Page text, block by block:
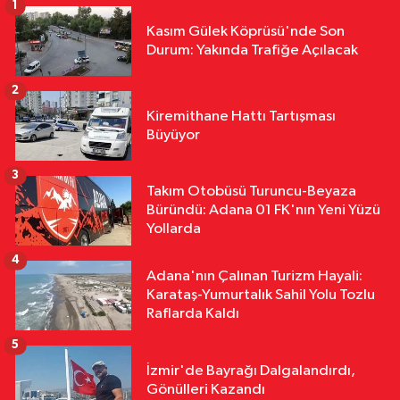
12:27Göçükte Hayatını Kaybeden
12:16 Feke’de Mahalle Çalışmaları
Sahada İncelendi
11:31Yumurtalık’ta Yollar,
Kasım Gülek Köprüsü'nde Son
Durum: Yakında Trafiğe Açılacak
1
Kiremithane Hattı Tartışması
Büyüyor
2
Takım Otobüsü Turuncu-Beyaza
Büründü: Adana 01 FK'nın Yeni Yüzü
Yollarda
3
Adana'nın Çalınan Turizm Hayali:
Karataş-Yumurtalık Sahil Yolu Tozlu
Raflarda Kaldı
4
İzmir'de Bayrağı Dalgalandırdı,
Gönülleri Kazandı
5